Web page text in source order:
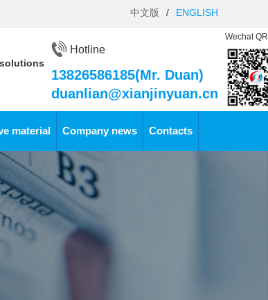
中文版 / ENGLISH
Hotline
13826586185(Mr. Duan)
duanlian@xianjinyuan.cn
Wechat
material Company news Contacts